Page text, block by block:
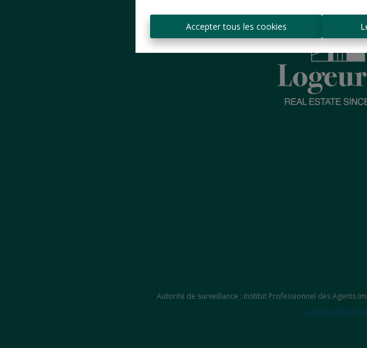
Accepter tous les cookies
Autorité de surveillance : Institut Professionnel des Agents
Logiciel de